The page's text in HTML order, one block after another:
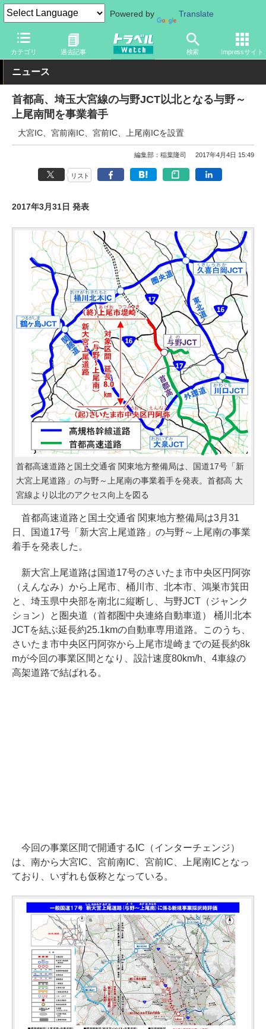
Powered by Translate
カテゴリ 過去記事 検索 Impressサイト
トラベル Watch 地域 国内旅行 関東
ニュース
首都高、埼玉大宮線の与野JCT以北となる与野～
上尾南間を事業着手
大宮IC、宮前南IC、宮前IC、上尾南ICを設置
編集部：稲葉隆司 2017年4月4日 15:49
リスト
2017年3月31日 発表
首都高速道路と国土交通省 関東地方整備局は、国道17号「新
大宮上尾道路」の与野～上尾南の事業着手を発表。首都高 大
宮線より以北のアクセス向上を図る
首都高速道路と国土交通省 関東地方整備局は3月31
日、国道17号「新大宮上尾道路」の与野～上尾南の事業
着手を発表した。
新大宮上尾道路は国道17号のさいたま市中央区円阿弥
（えんなみ）から上尾市、桶川市、北本市、鴻巣市箕田
と、埼玉県中央部を南北に縦断し、与野JCT（ジャンク
ション）と圏央道（首都圏中央連絡自動車道） 桶川北本
JCTを結ぶ延長約25.1kmの自動車専用道路。このうち、
さいたま市中央区円阿弥から上尾市堤崎までの延長約8k
mが今回の事業区間となり、設計速度80km/h、4車線の
高架道路で結ばれる。
今回の事業区間で開通するIC（インターチェンジ）
は、南から大宮IC、宮前南IC、宮前IC、上尾南ICとなっ
ており、いずれも仮称となっている。